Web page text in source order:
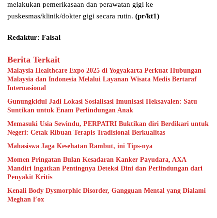
melakukan pemerikasaan dan perawatan gigi ke
puskesmas/klinik/dokter gigi secara rutin. (pr/kt1)
Redaktur: Faisal
Berita Terkait
Malaysia Healthcare Expo 2025 di Yogyakarta Perkuat Hubungan
Malaysia dan Indonesia Melalui Layanan Wisata Medis Bertaraf
Internasional
Gunungkidul Jadi Lokasi Sosialisasi Imunisasi Heksavalen: Satu
Suntikan untuk Enam Perlindungan Anak
Memasuki Usia Sewindu, PERPATRI Buktikan diri Berdikari untuk
Negeri: Cetak Ribuan Terapis Tradisional Berkualitas
Mahasiswa Jaga Kesehatan Rambut, ini Tips-nya
Momen Pringatan Bulan Kesadaran Kanker Payudara, AXA
Mandiri Ingatkan Pentingnya Deteksi Dini dan Perlindungan dari
Penyakit Kritis
Kenali Body Dysmorphic Disorder, Gangguan Mental yang Dialami
Meghan Fox